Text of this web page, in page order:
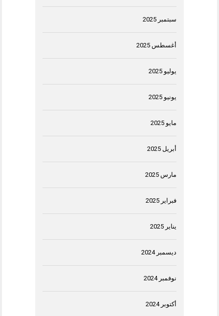
سبتمبر 2025
أغسطس 2025
يوليو 2025
يونيو 2025
مايو 2025
أبريل 2025
مارس 2025
فبراير 2025
يناير 2025
ديسمبر 2024
نوفمبر 2024
أكتوبر 2024